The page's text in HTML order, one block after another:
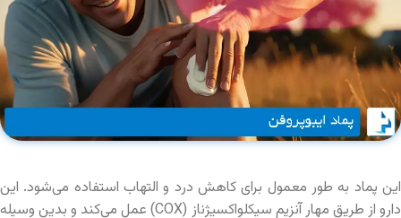
این پماد به طور معمول برای کاهش درد و التهاب استفاده می‌شود. این
دارو از طریق مهار آنزیم سیکلواکسیژناز (COX) عمل می‌کند و بدین وسیله